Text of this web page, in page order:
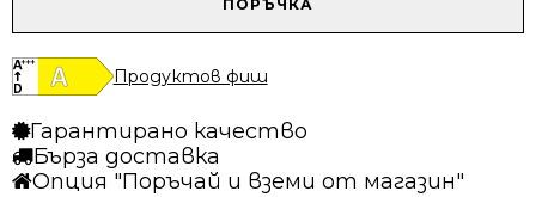
Bosch
DLN87AC50
ПОРЪЧКА
Продуктов фиш
Гарантирано качество
Бърза доставка
Опция "Поръчай и вземи от магазин"